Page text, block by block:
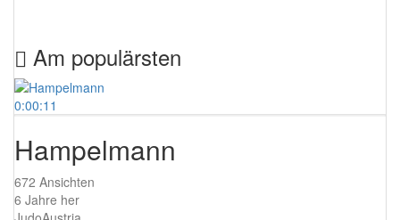
Am populärsten
0:00:11
Hampelmann
672 Ansichten
6 Jahre her